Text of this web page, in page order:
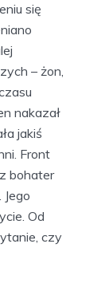
się
– żon,
nakazał
jakiś
Front
bohater
Od
czy